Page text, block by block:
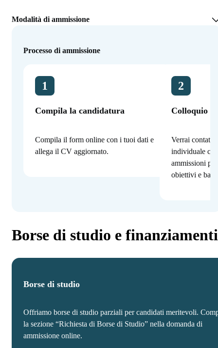
Modalità di ammissione
Processo di ammissione
1
Compila la candidatura
Compila il form online con i tuoi dati e
allega il CV aggiornato.
2
Colloquio
Verrai
individuale
ammissioni
obiettivi e
Borse di studio e finanziamenti
Borse di studio
Offriamo borse di studio parziali per candidati meritevoli.
la sezione “Richiesta di Borse di Studio” nella domanda di
ammissione online.